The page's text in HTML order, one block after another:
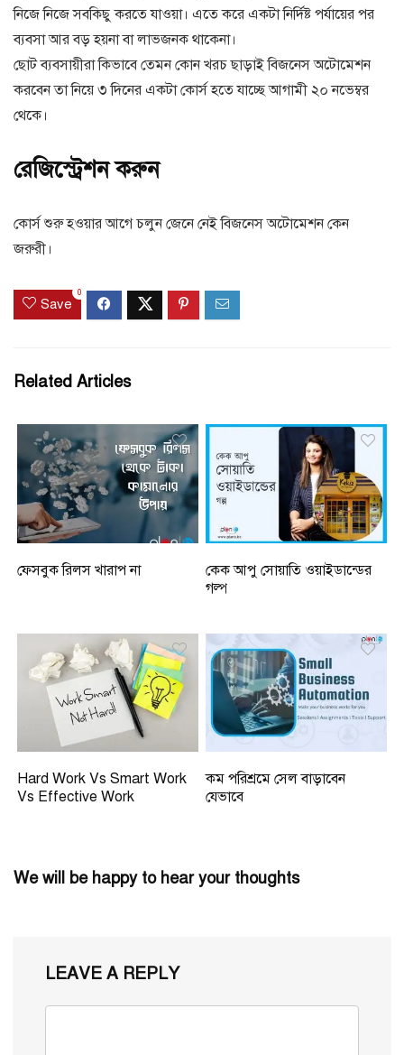
নিজে নিজে সবকিছু করতে যাওয়া। এতে করে একটা নির্দিষ্ট পর্যায়ের পর
ব্যবসা আর বড় হয়না বা লাভজনক থাকেনা।
ছোট ব্যবসায়ীরা কিভাবে তেমন কোন খরচ ছাড়াই বিজনেস অটোমেশন
করবেন তা নিয়ে ৩ দিনের একটা কোর্স হতে যাচ্ছে আগামী ২০ নভেম্বর
থেকে।
রেজিস্ট্রেশন করুন
কোর্স শুরু হওয়ার আগে চলুন জেনে নেই বিজনেস অটোমেশন কেন
জরুরী।
Save
0
Related Articles
ফেসবুক রিলস খারাপ না
কেক আপু সোয়াতি ওয়াইডান্ডের
গল্প
Hard Work Vs Smart Work
Vs Effective Work
কম পরিশ্রমে সেল বাড়াবেন
যেভাবে
We will be happy to hear your thoughts
LEAVE A REPLY